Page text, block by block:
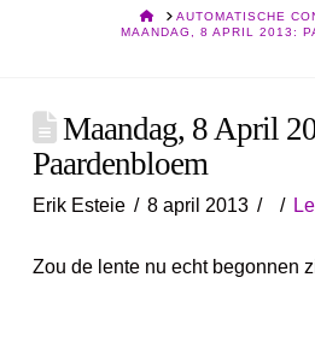
HOMEAUTOMATISCHE
MAANDAG, 8 APRIL 2013:
Maandag, 8 April
Paardenbloem
Erik Esteie 8 april 2013
Zou de lente nu echt begonnen